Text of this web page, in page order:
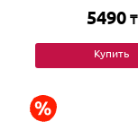
5490 ₸
Купить